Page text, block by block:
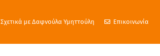
Σχετικά με Δαφνούλα Υμηττούλη Επικοινωνία